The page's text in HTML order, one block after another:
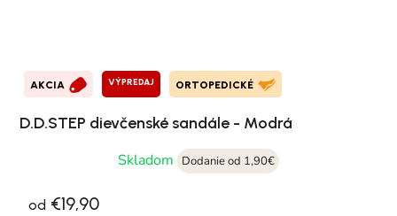
AKCIA VÝPREDAJ ORTOPEDICKÉ
D.D.STEP dievčenské sandále - Modrá
Skladom
Dodanie od 1,90€
od €19,90